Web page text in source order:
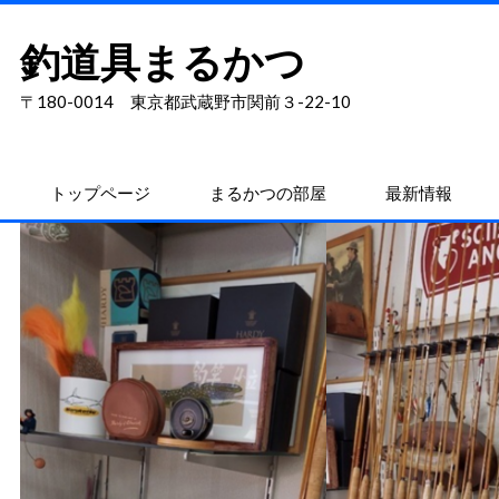
釣道具まるかつ
〒180-0014 東京都武蔵野市関前３-22-10
トップページ まるかつの部屋 最新情報